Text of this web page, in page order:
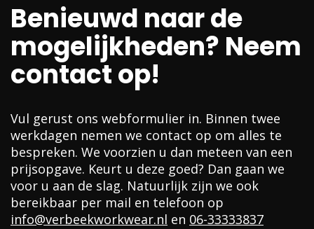
Benieuwd naar de
mogelijkheden? Neem
contact op!
Vul gerust ons webformulier in. Binnen twee
werkdagen nemen we contact op om alles te
bespreken. We voorzien u dan meteen van een
prijsopgave. Keurt u deze goed? Dan gaan we
voor u aan de slag. Natuurlijk zijn we ook
bereikbaar per mail en telefoon op
info@verbeekworkwear.nl en 06-33333837